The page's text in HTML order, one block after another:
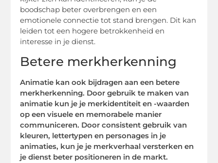
boodschap beter overbrengen en een
emotionele connectie tot stand brengen. Dit kan
leiden tot een hogere betrokkenheid en
interesse in je dienst.
Betere merkherkenning
Animatie kan ook bijdragen aan een betere
merkherkenning. Door gebruik te maken van
animatie kun je je merkidentiteit en -waarden
op een visuele en memorabele manier
communiceren. Door consistent gebruik van
kleuren, lettertypen en personages in je
animaties, kun je je merkverhaal versterken en
je dienst beter positioneren in de markt.